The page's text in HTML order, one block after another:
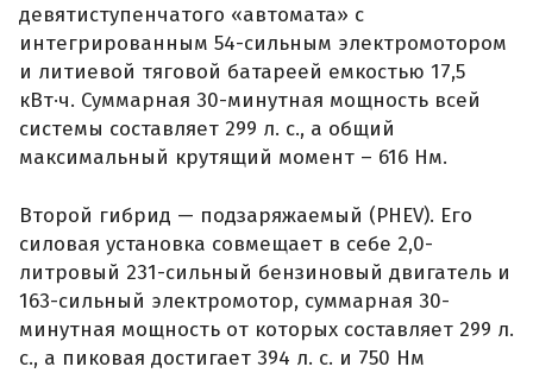
девятиступенчатого «автомата» с
интегрированным 54-сильным электромотором
и литиевой тяговой батареей емкостью 17,5
кВт·ч. Суммарная 30-минутная мощность всей
системы составляет 299 л. с., а общий
максимальный крутящий момент – 616 Нм.
Второй гибрид — подзаряжаемый (PHEV). Его
силовая установка совмещает в себе 2,0-
литровый 231-сильный бензиновый двигатель и
163-сильный электромотор, суммарная 30-
минутная мощность от которых составляет 299 л.
с., а пиковая достигает 394 л. с. и 750 Нм